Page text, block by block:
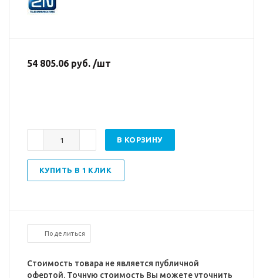
54 805.06 руб. /шт
В КОРЗИНУ
КУПИТЬ В 1 КЛИК
Поделиться
Стоимость товара не является публичной
офертой. Точную стоимость Вы можете уточнить